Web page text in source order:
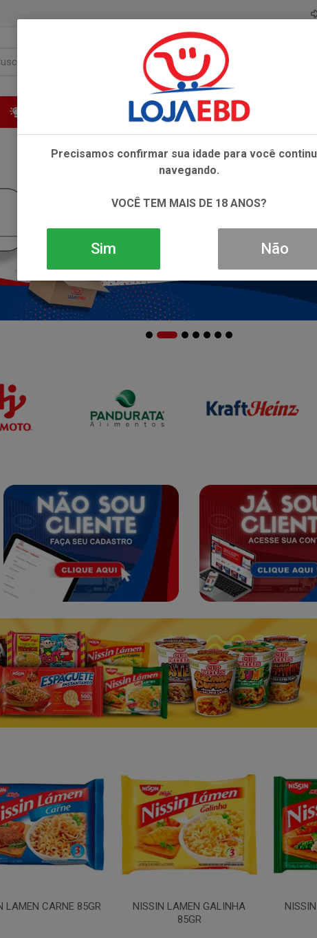
BEBIDAS CONGELADOS
LAMEN CARNE 85GR
NISSIN LAMEN GALINHA
85GR
Precisamos confirmar sua idade para você
navegando.
VOCÊ TEM MAIS DE 18 ANOS?
Sim Não